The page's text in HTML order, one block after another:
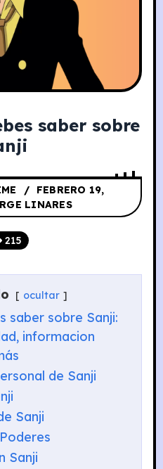
saber sobre
FEBRERO 19,
LINARES
215
ocultar
saber sobre Sanji:
informacion
de Sanji
Sanji
Sanji